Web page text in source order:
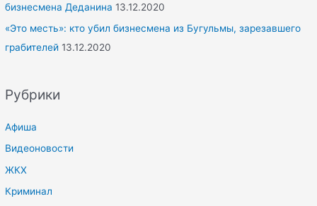
бизнесмена Деданина 13.12.2020
«Это месть»: кто убил бизнесмена из Бугульмы, зарезавшего
грабителей 13.12.2020
Рубрики
Афиша
Видеоновости
ЖКХ
Криминал